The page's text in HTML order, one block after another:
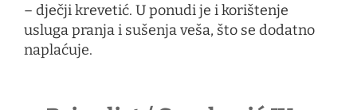
– dječji krevetić. U ponudi je i korištenje
usluga pranja i sušenja veša, što se dodatno
naplaćuje.